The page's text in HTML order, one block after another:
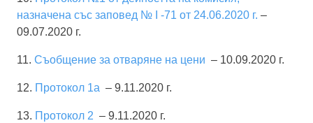
назначена със заповед № I -71 от 24.06.2020 г. –
09.07.2020 г.
11. Съобщение за отваряне на цени – 10.09.2020 г.
12. Протокол 1a – 9.11.2020 г.
13. Протокол 2 – 9.11.2020 г.